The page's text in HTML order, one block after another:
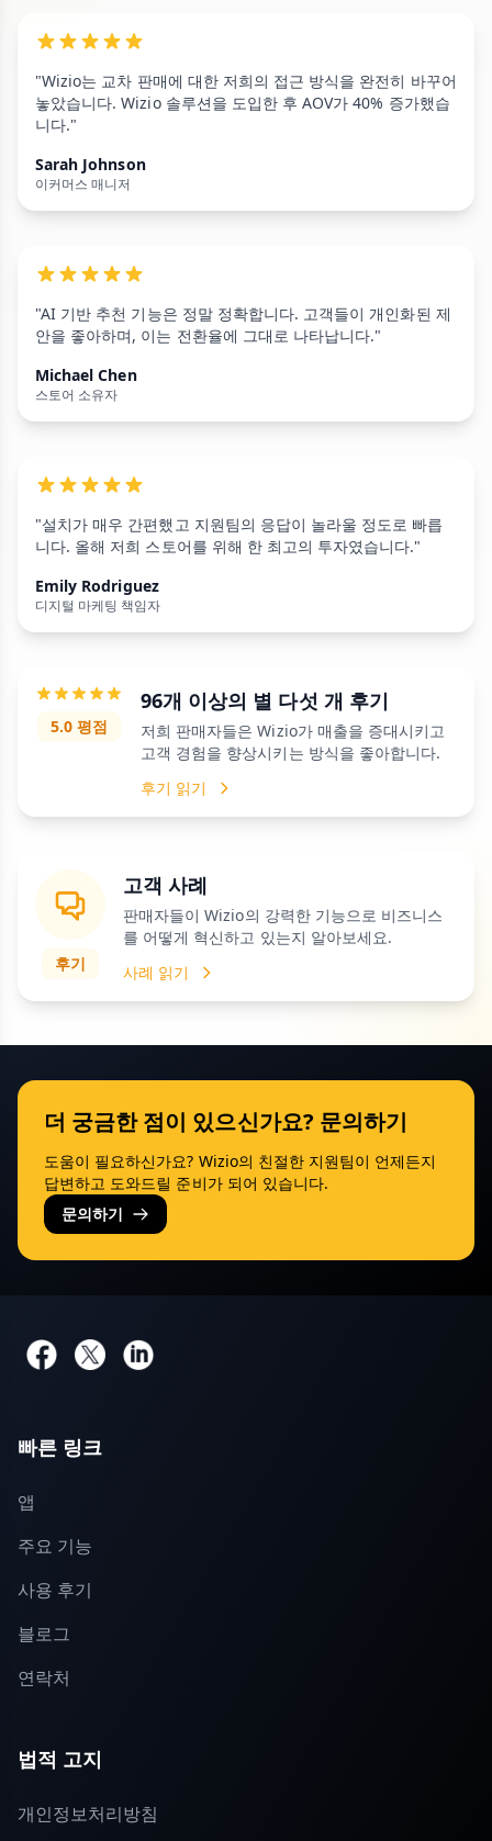
"Wizio는 교차 판매에 대한 저희의 접근 방식을 완전히 바꾸어
놓았습니다. Wizio 솔루션을 도입한 후 AOV가 40% 증가했습
니다."
Sarah Johnson
이커머스 매니저
"AI 기반 추천 기능은 정말 정확합니다. 고객들이 개인화된 제
안을 좋아하며, 이는 전환율에 그대로 나타납니다."
Michael Chen
스토어 소유자
"설치가 매우 간편했고 지원팀의 응답이 놀라울 정도로 빠릅
니다. 올해 저희 스토어를 위해 한 최고의 투자였습니다."
Emily Rodriguez
디지털 마케팅 책임자
5.0 평점
96개 이상의 별 다섯 개 후기
저희 판매자들은 Wizio가 매출을 증대시키고
고객 경험을 향상시키는 방식을 좋아합니다.
후기 읽기
후기
고객 사례
판매자들이 Wizio의 강력한 기능으로 비즈니스
를 어떻게 혁신하고 있는지 알아보세요.
사례 읽기
더 궁금한 점이 있으신가요? 문의하기
도움이 필요하신가요? Wizio의 친절한 지원팀이 언제든지
답변하고 도와드릴 준비가 되어 있습니다.
문의하기
빠른 링크
앱
주요 기능
사용 후기
블로그
연락처
법적 고지
개인정보처리방침